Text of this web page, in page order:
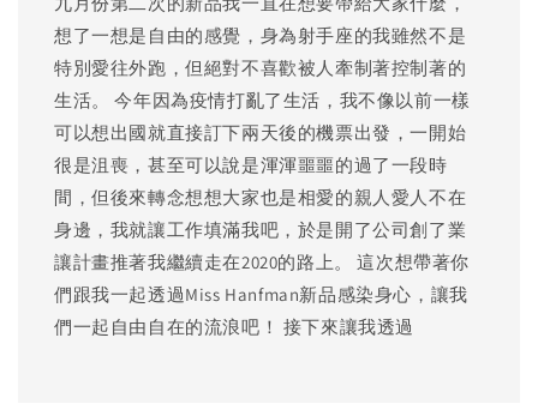
想了一想是自由的感覺，身為射手座的我雖然不是
特別愛往外跑，但絕對不喜歡被人牽制著控制著的
生活。 今年因為疫情打亂了生活，我不像以前一樣
可以想出國就直接訂下兩天後的機票出發，一開始
很是沮喪，甚至可以說是渾渾噩噩的過了一段時
間，但後來轉念想想大家也是相愛的親人愛人不在
身邊，我就讓工作填滿我吧，於是開了公司創了業
讓計畫推著我繼續走在2020的路上。 這次想帶著你
們跟我一起透過Miss Hanfman新品感染身心，讓我
們一起自由自在的流浪吧！ 接下來讓我透過